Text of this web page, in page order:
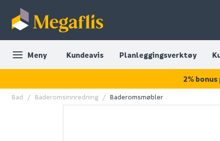
Meny Kundeavis Planleggingsverktøy
Bad Baderomsinnredning Baderomsmøbler
2%